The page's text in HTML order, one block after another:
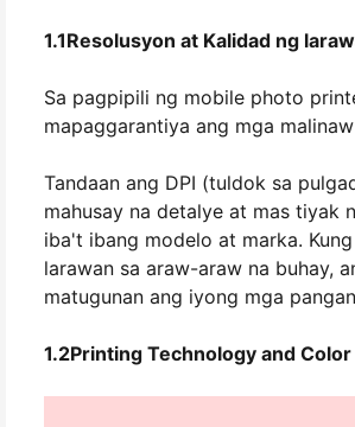
1.1Resolusyon at Kalidad ng
Sa pagpipili ng mobile photo
mapaggarantiya ang mga
Tandaan ang DPI (tuldok sa
mahusay na detalye at mas tiyak
iba't ibang modelo at marka.
larawan sa araw-araw na buhay,
matugunan ang iyong mga
1.2Printing Technology and